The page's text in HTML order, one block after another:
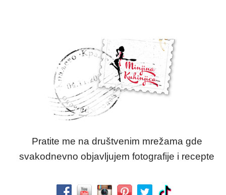
Pratite me na društvenim mrežama gde
svakodnevno objavljujem fotografije i recepte